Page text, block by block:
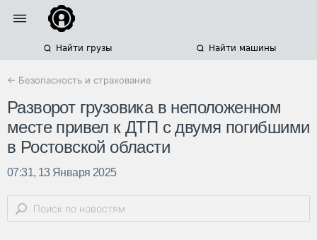
Найти грузы Найти машины
← Безопасность и страхование
Разворот грузовика в неположенном
месте привел к ДТП с двумя погибшими
в Ростовской области
07:31, 13 Января 2025